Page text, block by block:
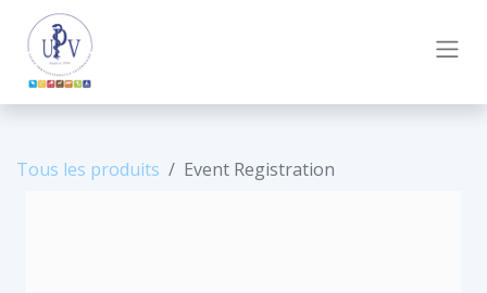
Tous les produits Event Registration